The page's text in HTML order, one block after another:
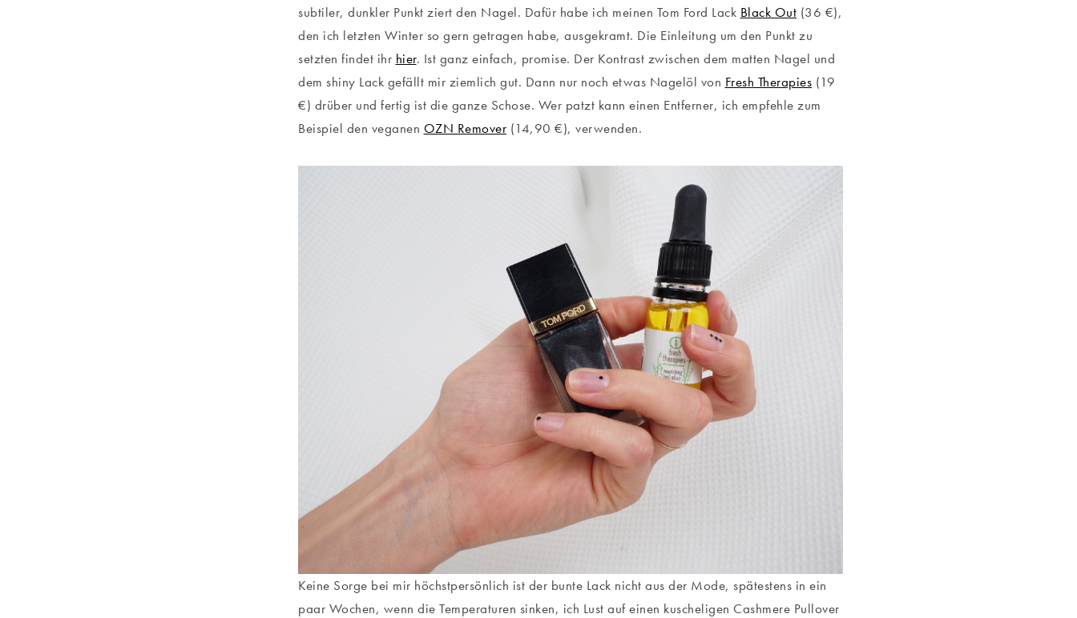
subtiler, dunkler Punkt ziert den Nagel. Dafür habe ich meinen Tom Ford Lack Black Out (36 €),
den ich letzten Winter so gern getragen habe, ausgekramt. Die Einleitung um den Punkt zu
setzten findet ihr hier. Ist ganz einfach, promise. Der Kontrast zwischen dem matten Nagel und
dem shiny Lack gefällt mir ziemlich gut. Dann nur noch etwas Nagelöl von Fresh Therapies (19
€) drüber und fertig ist die ganze Schose. Wer patzt kann einen Entferner, ich empfehle zum
Beispiel den veganen OZN Remover (14,90 €), verwenden.
Keine Sorge bei mir höchstpersönlich ist der bunte Lack nicht aus der Mode, spätestens in ein
paar Wochen, wenn die Temperaturen sinken, ich Lust auf einen kuscheligen Cashmere Pullover